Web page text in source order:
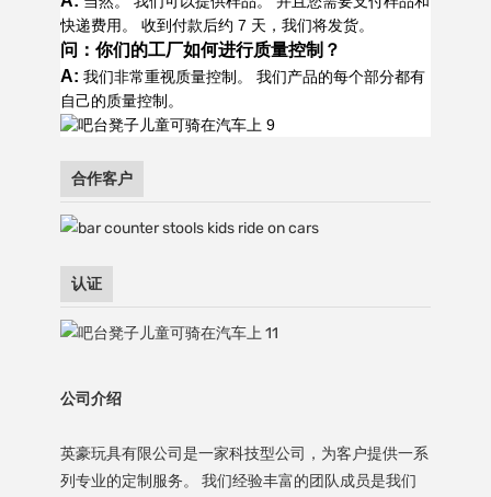
快递费用。 收到付款后约 7 天，我们将发货。
问：你们的工厂如何进行质量控制？
A: 我们非常重视质量控制。 我们产品的每个部分都有
自己的质量控制。
合作客户
认证
公司介绍
英豪玩具有限公司是一家科技型公司，为客户提供一系
列专业的定制服务。 我们经验丰富的团队成员是我们